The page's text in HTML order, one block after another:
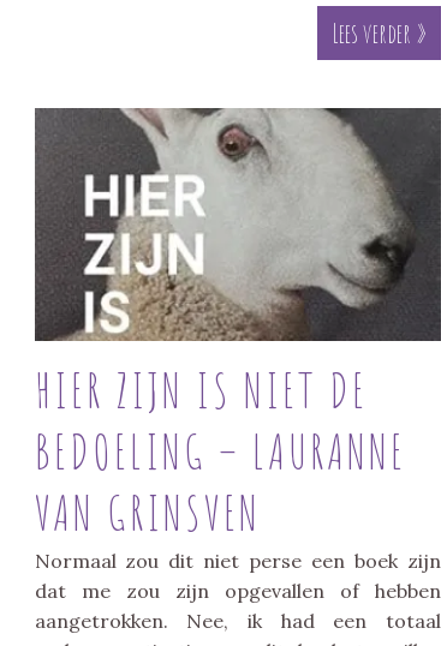
Lees verder »
HIER ZIJN IS NIET DE
BEDOELING – LAURANNE
VAN GRINSVEN
Normaal zou dit niet perse een boek zijn
dat me zou zijn opgevallen of hebben
aangetrokken. Nee, ik had een totaal